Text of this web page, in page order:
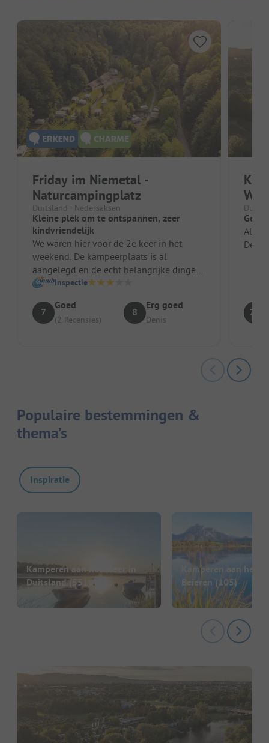
Friday im Niemetal -
Naturcampingplatz
Duitsland - Nedersaksen
Kleine plek om te ontspannen, zeer
kindvriendelijk
We waren hier voor de 2e keer in het
weekend. De kampeerplaats is al
aangelegd en de echt belangrijke dingen
zijn er. Schone toiletten en douches, ij...
Inspectie
7
Goed
(2 Recensies)
8
Erg goed
Denis
Alle
De
7.8
Populaire bestemmingen &
thema’s
Inspiratie
Kamperen aan het meer in
Duitsland(551)
Kamperen aan het
Beieren(105)